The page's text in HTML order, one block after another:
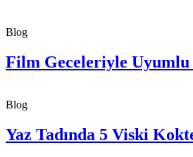
Blog
Film Geceleriyle
Blog
Yaz Tadında 5 Viski